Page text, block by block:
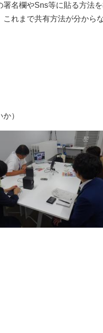
名欄やSns等に貼る方法
れまで共有方法が分から
）